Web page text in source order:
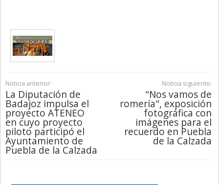
Noticia anterior:
La Diputación de
Badajoz impulsa el
proyecto ATENEO
en cuyo proyecto
piloto participó el
Ayuntamiento de
Puebla de la Calzada
Noticia siguiente:
"Nos vamos de
romería", exposición
fotográfica con
imágenes para el
recuerdo en Puebla
de la Calzada